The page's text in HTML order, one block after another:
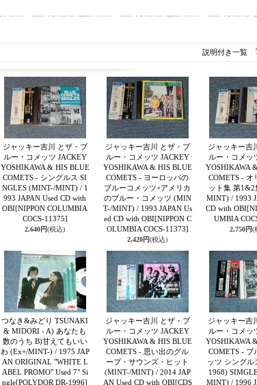
説明付き一覧
ジャッキー吉川 とザ・ブ
ルー・コメッツ JACKEY
YOSHIKAWA & HIS BLUE
COMETS - シングルス SI
NGLES (MINT-/MINT) / 1
993 JAPAN Used CD with
OBI[NIPPON COLUMBIA
COCS-11375]
2,640円(税込)
ジャッキー吉川 とザ・ブ
ルー・コメッツ JACKEY
YOSHIKAWA & HIS BLUE
COMETS - ヨーロッパの
ブルーコメッツ+アメリカ
のブルー・コメッツ (MIN
T-/MINT) / 1993 JAPAN Us
ed CD with OBI[NIPPON C
OLUMBIA COCS-11373]
2,420円(税込)
ジャッキー吉
ルー・コメッ
YOSHIKAWA
COMETS - オ
ット集 第
MINT) / 1993
CD with OBI
UMBIA
2,750円(
つなき&みどり TSUNAKI
& MIDORI - A) あなたも
数のうち B)甘えてもいい
わ (Ex+/MINT-) / 1975 JAP
AN ORIGINAL "WHITE L
ABEL PROMO" Used 7" Si
ngle[POLYDOR DR-1996]
ジャッキー吉川 とザ・ブ
ルー・コメッツ JACKEY
YOSHIKAWA & HIS BLUE
COMETS - 思い出のグル
ープ・サウンズ・ヒット
(MINT-/MINT) / 2014 JAP
AN Used CD with OBI[CDS
ジャッキー吉
ルー・コメッ
YOSHIKAWA
COMETS - ブ
ッツ シングル
1968)
MINT) / 1996